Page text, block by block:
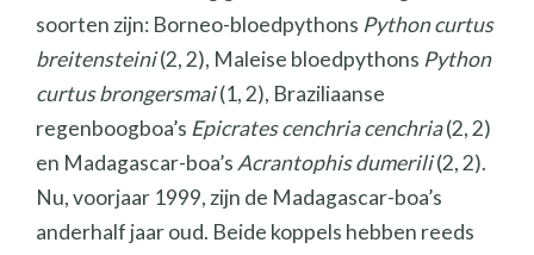
soorten zijn: Borneo-bloedpythons Python curtus
breitensteini(2, 2), Maleise bloedpythons Python
curtus brongersmai(1, 2), Braziliaanse
regenboogboa’s Epicrates cenchria cenchria(2, 2)
en Madagascar-boa’sAcrantophis dumerili(2, 2).
Nu, voorjaar 1999, zijn de Madagascar-boa’s
anderhalf jaar oud. Beide koppels hebben reeds